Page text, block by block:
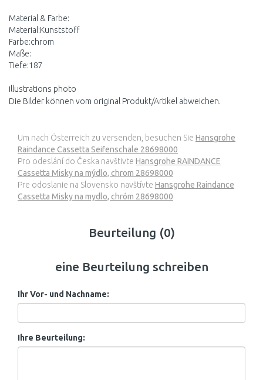
Material & Farbe:
Material:Kunststoff
Farbe:chrom
Maße:
Tiefe:187
illustrations photo
Die Bilder können vom original Produkt/Artikel abweichen.
Um nach Österreich zu versenden, besuchen Sie Hansgrohe
Raindance Cassetta Seifenschale 28698000
Pro odeslání do Česka navštivte Hansgrohe RAINDANCE
Cassetta Misky na mýdlo, chrom 28698000
Pre odoslanie na Slovensko navštívte Hansgrohe Raindance
Cassetta Misky na mydlo, chróm 28698000
Beurteilung (0)
eine Beurteilung schreiben
Ihr Vor- und Nachname:
Ihre Beurteilung: